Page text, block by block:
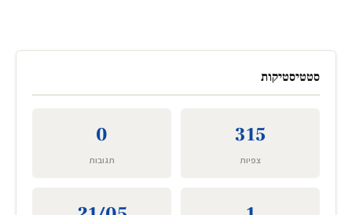
סטטיסטיקות
315
צפיות
0
תגובות